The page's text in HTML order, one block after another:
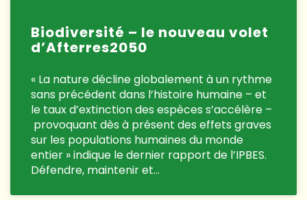
Biodiversité – le nouveau volet
d’Afterres2050
« La nature décline globalement à un rythme
sans précédent dans l’histoire humaine – et
le taux d’extinction des espèces s’accélère –
provoquant dès à présent des effets graves
sur les populations humaines du monde
entier » indique le dernier rapport de l’IPBES.
Défendre, maintenir et…